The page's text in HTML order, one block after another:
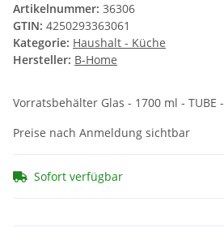
Artikelnummer: 36306
GTIN: 4250293363061
Kategorie: Haushalt - Küche
Hersteller: B-Home
Vorratsbehälter Glas - 1700 ml - TUBE -
Preise nach Anmeldung sichtbar
Sofort verfügbar